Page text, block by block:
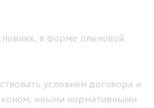
в форме плановой
условиям договора и
иными нормативными